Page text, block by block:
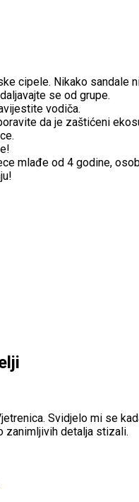
cipele. Nikako sandale
se od grupe.
vodiča.
da je zaštićeni
mlađe od 4 godine,
Svidjelo mi se
zanimljivih detalja stizali.